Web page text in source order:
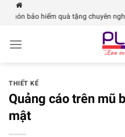
Skip
quà tặng chuyên nghiệp
THIẾT KẾ
Quảng cáo trên mũ
mật